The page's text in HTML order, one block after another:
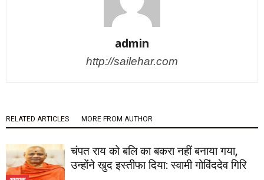
admin
http://sailehar.com
RELATED ARTICLES MORE FROM AUTHOR
चंपत राय को बलि का बकरा नहीं बनाया गया,
उन्होंने खुद इस्तीफा दिया: स्वामी गोविंददेव गिरि